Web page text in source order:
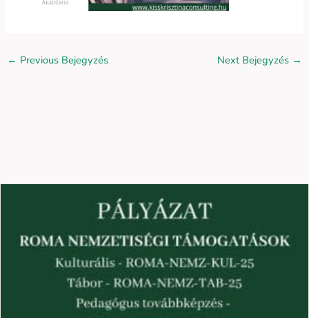
← Previous Bejegyzés Next Bejegyzés →